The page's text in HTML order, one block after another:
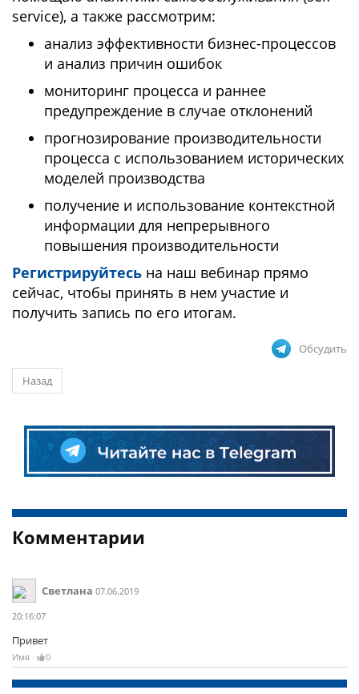
service), а также рассмотрим:
анализ эффективности бизнес-процессов
и анализ причин ошибок
мониторинг процесса и раннее
предупреждение в случае отклонений
прогнозирование производительности
процесса с использованием исторических
моделей производства
получение и использование контекстной
информации для непрерывного
повышения производительности
Регистрируйтесь на наш вебинар прямо
сейчас, чтобы принять в нем участие и
получить запись по его итогам.
Обсудить
Назад
Комментарии
Светлана 07.06.2019
20:16:07
Привет
Имя 0